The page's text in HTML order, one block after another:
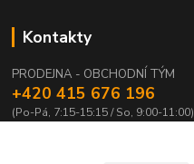
Kontakty
PRODEJNA - OBCHODNÍ TÝM
+420 415 676 196
(Po-Pá, 7:15-15:15 / So, 9:00-11:00)